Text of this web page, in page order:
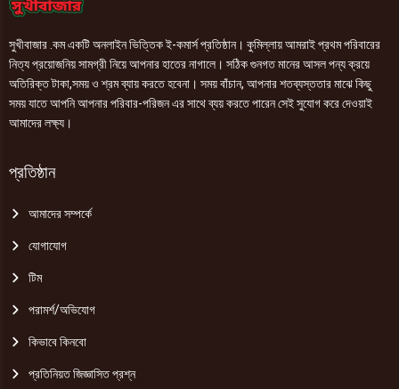
quantity
সুখীবাজার .কম একটি অনলাইন ভিত্তিক ই-কমার্স প্রতিষ্ঠান। কুমিল্লায় আমরাই প্রথম পরিবারের
নিত্য প্রয়োজনিয় সামগ্রী নিয়ে আপনার হাতের নাগালে। সঠিক গুনগত মানের আসল পন্য ক্রয়ে
অতিরিক্ত টাকা,সময় ও শ্রম ব্যায় করতে হবেনা। সময় বাঁচান, আপনার শতব্যস্ততার মাঝে কিছু
সময় যাতে আপনি আপনার পরিবার-পরিজন এর সাথে ব্যয় করতে পারেন সেই সুযোগ করে দেওয়াই
আমাদের লক্ষ্য।
প্রতিষ্ঠান
আমাদের সম্পর্কে
যোগাযোগ
টিম
পরামর্শ/অভিযোগ
কিভাবে কিনবো
প্রতিনিয়ত জিজ্ঞাসিত প্রশ্ন